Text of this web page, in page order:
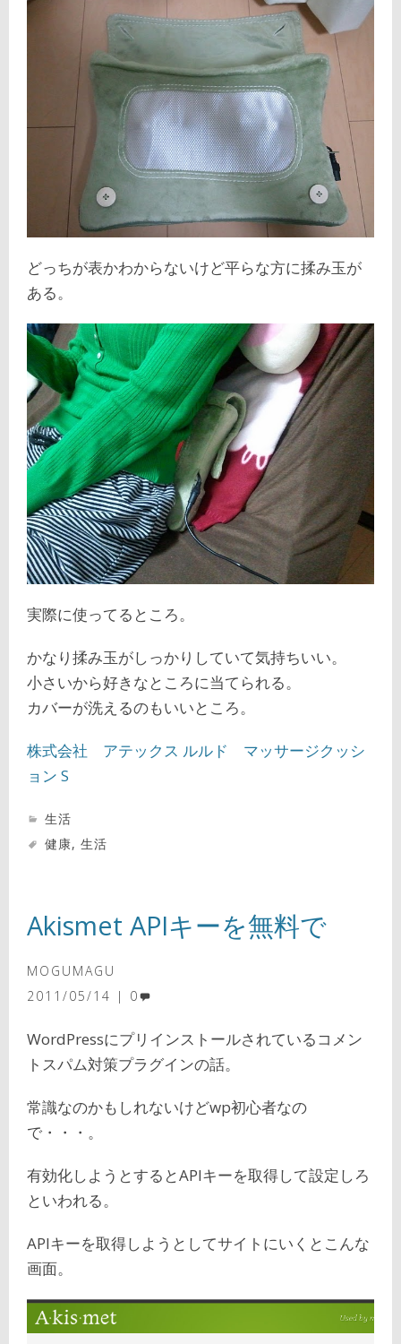
どっちが表かわからないけど平らな方に揉み玉が
ある。
実際に使ってるところ。
かなり揉み玉がしっかりしていて気持ちいい。
小さいから好きなところに当てられる。
カバーが洗えるのもいいところ。
株式会社 アテックス ルルド マッサージクッシ
ョン S
生活
健康, 生活
Akismet APIキーを無料で
MOGUMAGU
2011/05/14
0
WordPressにプリインストールされているコメン
トスパム対策プラグインの話。
常識なのかもしれないけどwp初心者なの
で・・・。
有効化しようとするとAPIキーを取得して設定しろ
といわれる。
APIキーを取得しようとしてサイトにいくとこんな
画面。